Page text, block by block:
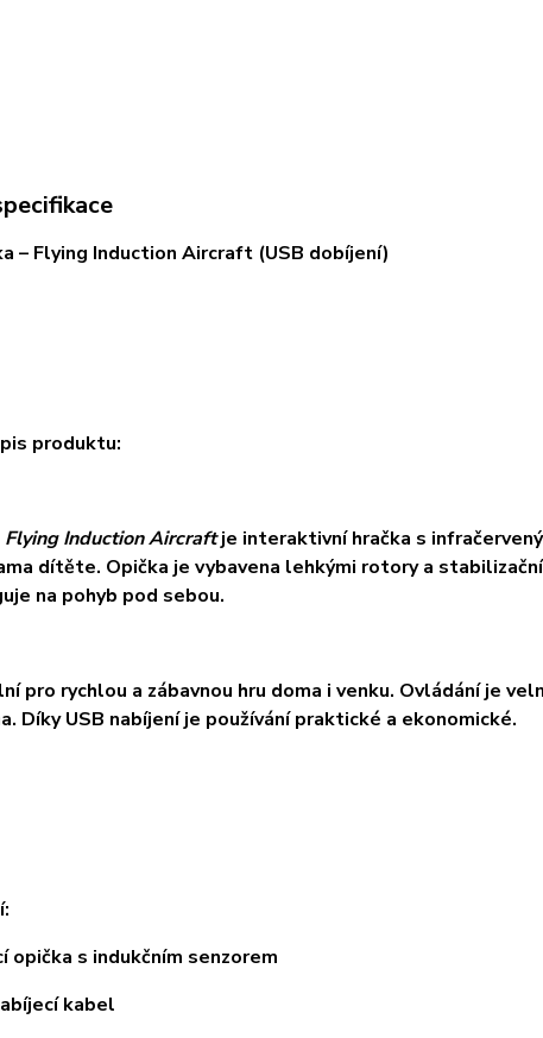
– Flying Induction Aircraft (USB dobíjení)
produktu:
Flying Induction Aircraftje interaktivní hračka s
dítěte. Opička je vybavena lehkými rotory a
na pohyb pod sebou.
pro rychlou a zábavnou hru doma i venku. Ovládání je
Díky USB nabíjení je používání praktické a ekonomické.
s indukčním senzorem
kabel